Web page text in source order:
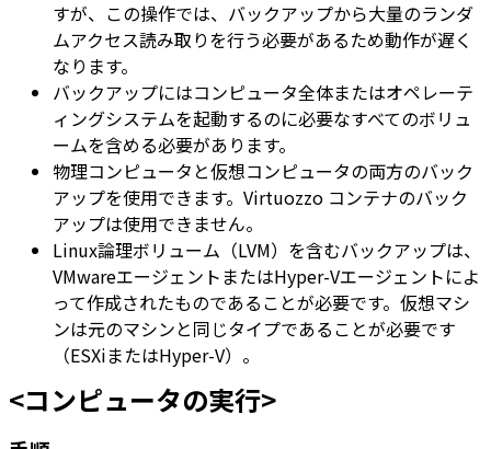
すが、この操作では、バックアップから大量のランダ
ムアクセス読み取りを行う必要があるため動作が遅く
なります。
バックアップにはコンピュータ全体またはオペレーテ
ィングシステムを起動するのに必要なすべてのボリュ
ームを含める必要があります。
物理コンピュータと仮想コンピュータの両方のバック
アップを使用できます。Virtuozzo コンテナのバック
アップは使用できません。
Linux論理ボリューム（LVM）を含むバックアップは、
VMwareエージェントまたはHyper-Vエージェントによ
って作成されたものであることが必要です。仮想マシ
ンは元のマシンと同じタイプであることが必要です
（ESXiまたはHyper-V）。
<コンピュータの実行>